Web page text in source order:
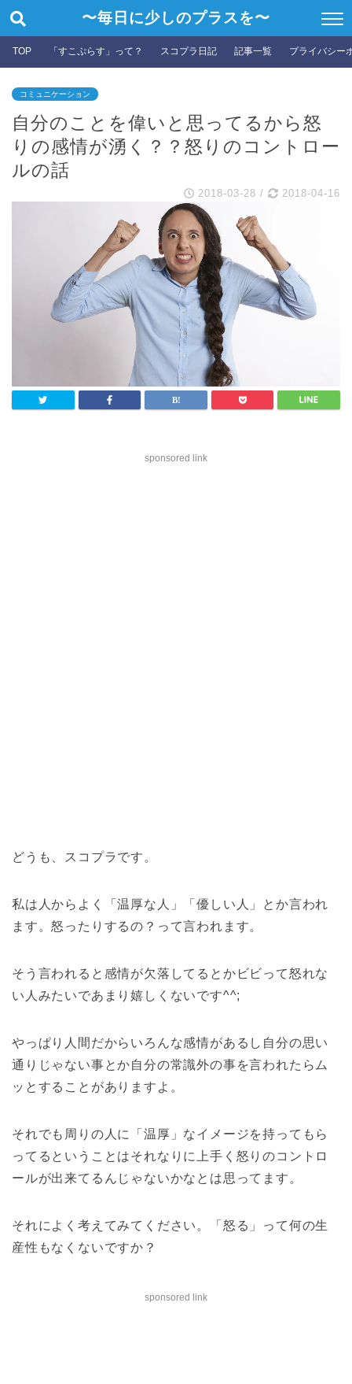
〜毎日に少しのプラスを〜
TOP 「すこぷらす」って？ スコプラ日記 記事一覧 プライバシー
コミュニケーション
自分のことを偉いと思ってるから怒
りの感情が湧く？？怒りのコントロー
ルの話
2018-03-28 / 2018-04-16
sponsored link
どうも、スコプラです。
私は人からよく「温厚な人」「優しい人」とか言われ
ます。怒ったりするの？って言われます。
そう言われると感情が欠落してるとかビビって怒れな
い人みたいであまり嬉しくないです^^;
やっぱり人間だからいろんな感情があるし自分の思い
通りじゃない事とか自分の常識外の事を言われたらム
ッとすることがありますよ。
それでも周りの人に「温厚」なイメージを持ってもら
ってるということはそれなりに上手く怒りのコントロ
ールが出来てるんじゃないかなとは思ってます。
それによく考えてみてください。「怒る」って何の生
産性もなくないですか？
sponsored link